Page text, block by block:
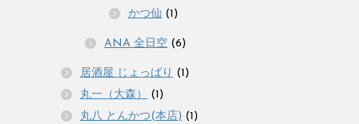
かつ仙 (1)
ANA 全日空 (6)
居酒屋 じょっぱり (1)
丸一（大森）
(1)
丸八 とんかつ(本店) (1)